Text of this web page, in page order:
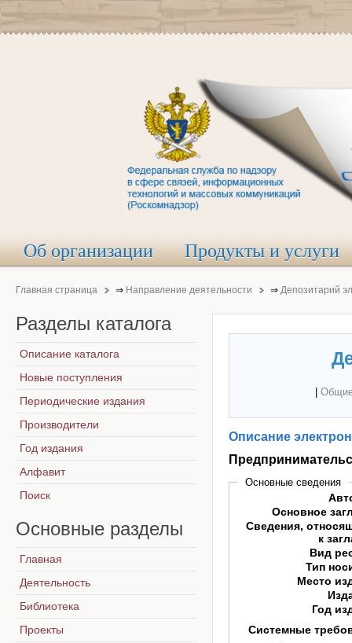
Об организации Продукты и услуги
Главная страница ⇒ Направление деятельности ⇒ Депозитарий
Описание
Основные сведения
Основное
Сведения,
к
Вид
Тип
Место
Год
Системные
Разделы каталога
Описание каталога
Новые поступления
Периодические издания
Производители
Год издания
Алфавит
Поиск
Основные разделы
Главная
Деятельность
Библиотека
Проекты